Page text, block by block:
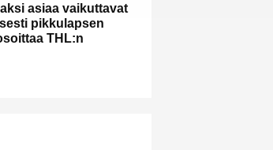
asiaa vaikuttavat
pikkulapsen
THL:n